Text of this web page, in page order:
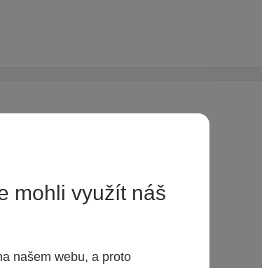
mohli využít náš
našem webu, a proto